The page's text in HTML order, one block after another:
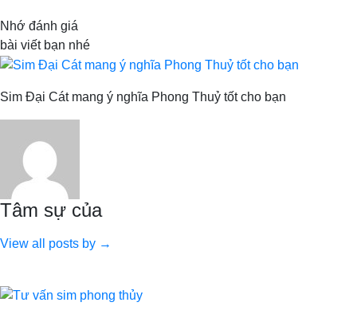
Nhớ đánh giá
bài viết bạn nhé
Sim Đại Cát mang ý nghĩa Phong Thuỷ tốt cho bạn
Tâm sự của
View all posts by →